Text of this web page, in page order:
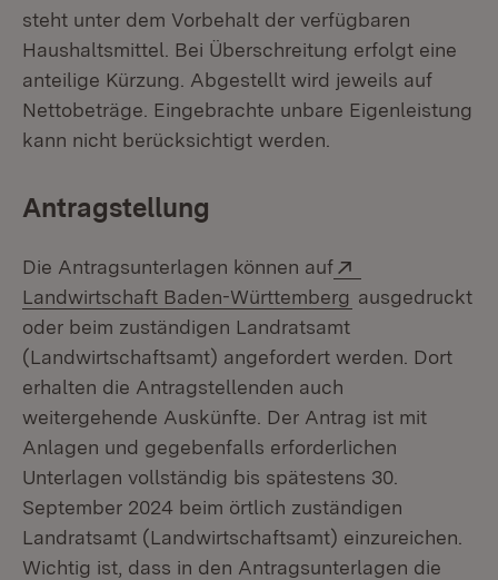
steht unter dem Vorbehalt der verfügbaren
Haushaltsmittel. Bei Überschreitung erfolgt eine
anteilige Kürzung. Abgestellt wird jeweils auf
Nettobeträge. Eingebrachte unbare Eigenleistung
kann nicht berücksichtigt werden.
Antragstellung
Die Antragsunterlagen können auf
Landwirtschaft Baden-Württemberg (Öffnet in
ausgedruckt
oder beim zuständigen Landratsamt
(Landwirtschaftsamt) angefordert werden. Dort
erhalten die Antragstellenden auch
weitergehende Auskünfte. Der Antrag ist mit
Anlagen und gegebenfalls erforderlichen
Unterlagen vollständig bis spätestens 30.
September 2024 beim örtlich zuständigen
Landratsamt (Landwirtschaftsamt) einzureichen.
Wichtig ist, dass in den Antragsunterlagen die